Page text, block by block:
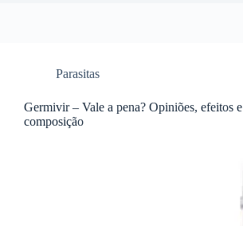
Parasitas
Germivir – Vale a pena? Opiniões, efeitos e
composição